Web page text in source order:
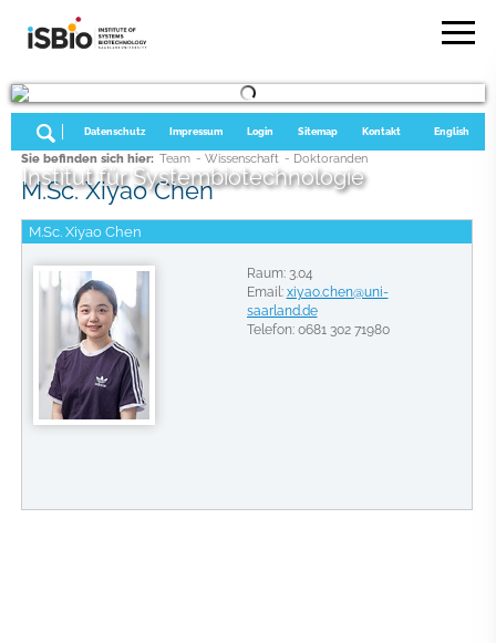
Institut für Systembiotechnologie
English
Kontakt
Sitemap
Login
Impressum
Datenschutz
Sie befinden sich hier: Team - Wissenschaft - Doktoranden
M.Sc. Xiyao Chen
M.Sc. Xiyao Chen
Raum: 3.04
Email: xiyao.chen@uni-
saarland.de
Telefon: 0681 302 71980